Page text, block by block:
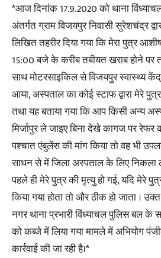
*आज दिनांक 17.9.2020 को थाना
अंतर्गत ग्राम विजयपुर निवासी सुरेशचंद्र
लिखित तहरीर दिया गया कि मेरा पुत्र
15:00 बजे के करीब तबीयत खराब होने पर
साथ मोटरसाइकिल से विजयपुर स्वास्थ्य
आया, अस्पताल का कोई स्टाफ द्वारा मेरे
तथा यह बताया गया कि आप किसी अन्य
मिर्जापुर ले जाइए बिना देखे कागज पर
पश्चात एंबुलेंस की मांग किया तो वह भी
साधन से में जिला अस्पताल के लिए
पहले ही मेरे पुत्र की मृत्यु हो गई, यदि मेरे
किया गया होता तो और ठीक हो जाता ।
नगर थाना प्रभारी विंध्याचल पुलिस बल
को कब्जे में लिया गया मामले में अभियोग
कार्रवाई की जा रही है।*